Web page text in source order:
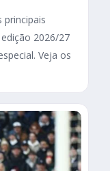
principais
2026/27
Veja os